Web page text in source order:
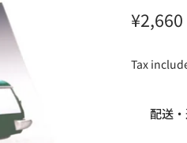
¥2,660
Tax
配送